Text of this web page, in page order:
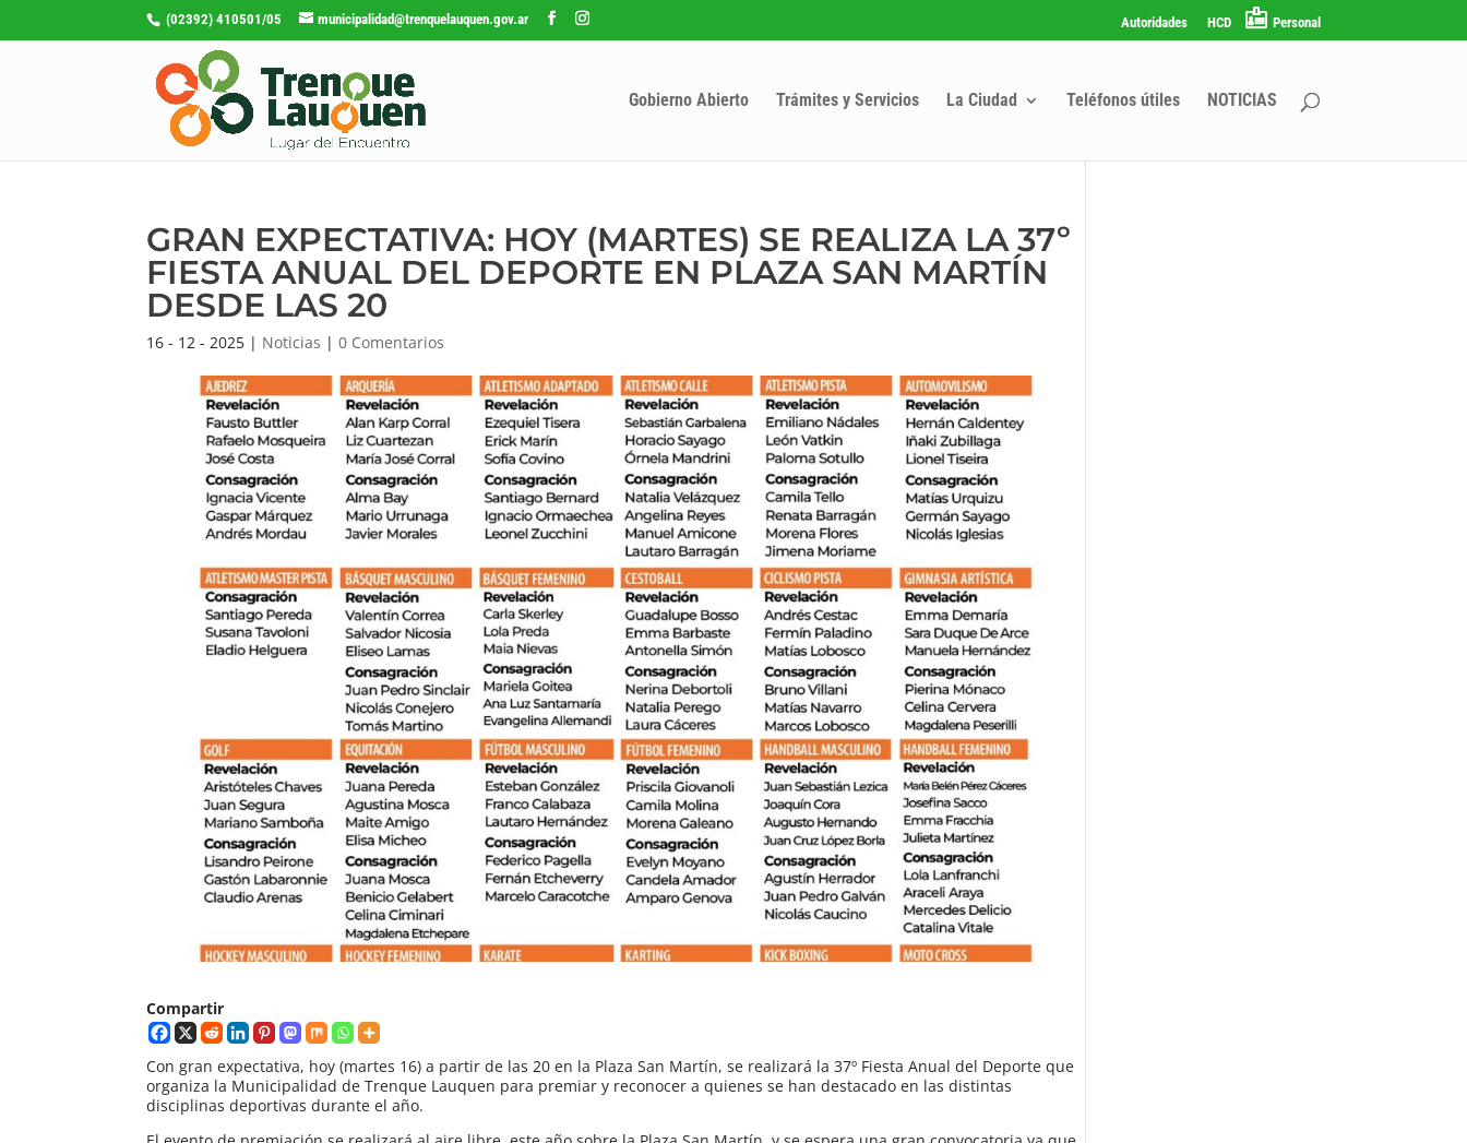
(02392) 410501/05 municipalidad@trenquelauquen.gov.ar Autoridades HCD Personal
Gobierno Abierto Trámites y Servicios La Ciudad Teléfonos útiles NOTICIAS
GRAN EXPECTATIVA: HOY (MARTES) SE REALIZA LA 37º
FIESTA ANUAL DEL DEPORTE EN PLAZA SAN MARTÍN
DESDE LAS 20
16 - 12 - 2025 | Noticias |0 Comentarios
Compartir
Con gran expectativa, hoy (martes 16) a partir de las 20 en la Plaza San Martín, se realizará la 37º Fiesta Anual del Deporte que
organiza la Municipalidad de Trenque Lauquen para premiar y reconocer a quienes se han destacado en las distintas
disciplinas deportivas durante el año.